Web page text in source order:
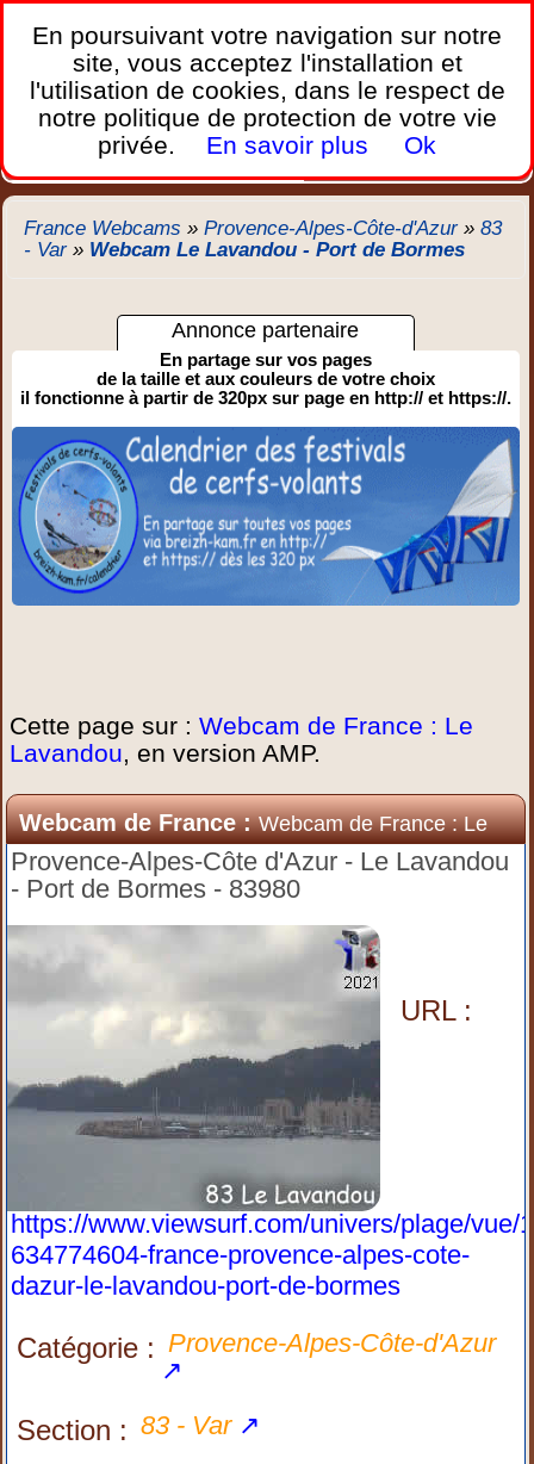
France Webcams,
Les webcams sur mobiles, portables et PC.
Home Bretagne Corse Plages Ports Montagnes
Trafic Chercher New
France Webcams »Provence-Alpes-Côte-d'Azur»83
- Var» Webcam Le Lavandou - Port de Bormes
Annonce partenaire
En partage sur vos pages
de la taille et aux couleurs de votre choix
il fonctionne à partir de 320px sur page en http:// et https://.
Cette page sur :Webcam de France : Le
Lavandou, en version AMP.
Webcam de France :Webcam de France : Le
Lavandou
Provence-Alpes-Côte d'Azur - Le Lavandou
- Port de Bormes - 83980
URL :
https://www.viewsurf.com/univers/plage/vue/
634774604-france-provence-alpes-cote-
dazur-le-lavandou-port-de-bormes
Catégorie : Provence-Alpes-Côte-d'Azur
↗
Section : 83 - Var↗
En poursuivant votre navigation sur notre
site, vous acceptez l'installation et
l'utilisation de cookies, dans le respect de
notre politique de protection de votre vie
privée.
En savoir plus Ok